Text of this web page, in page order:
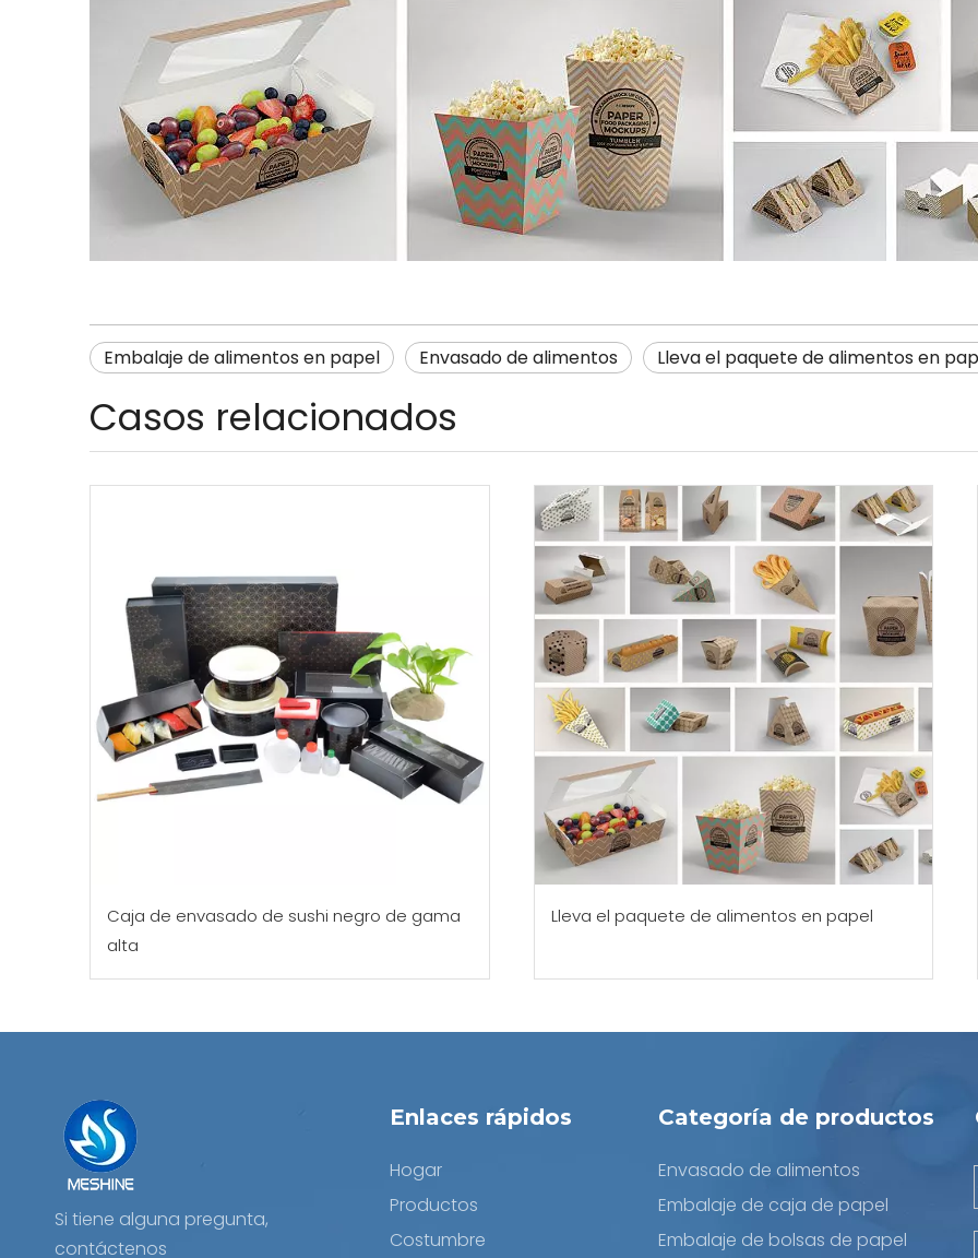
Embalaje de alimentos en papel Envasado de alimentos Lleva el paquete de alimentos en
Casos relacionados
Caja de envasado de sushi negro de gama
alta
Lleva el paquete de alimentos en papel
Si tiene alguna pregunta,
contáctenos
Enlaces rápidos
Hogar
Productos
Costumbre
Categoría de productos
Envasado de alimentos
Embalaje de caja de papel
Embalaje de bolsas de papel